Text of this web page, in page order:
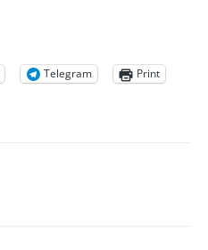
Telegram Print